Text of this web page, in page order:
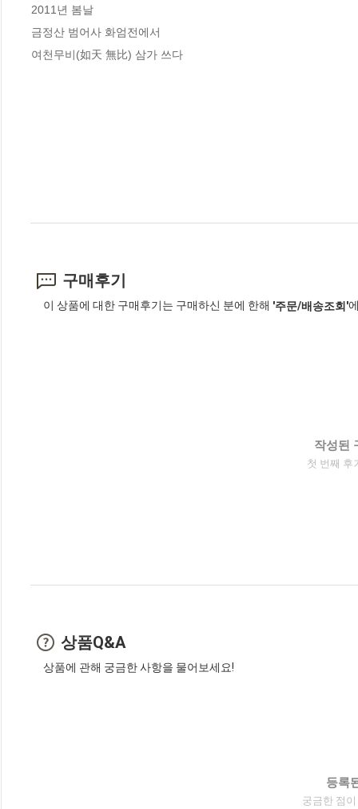
2011년 봄날
금정산 범어사 화엄전에서
여천무비(如天 無比) 삼가 쓰다
구매후기
이 상품에 대한 구매후기는 구매하신 분에 한해 '주문/배송조회'
작성된
첫 번째 후
상품Q&A
상품에 관해 궁금한 사항을 물어보세요!
등록
궁금한 점